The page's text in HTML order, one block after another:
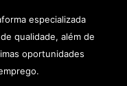
especializada
qualidade, além de
oportunidades